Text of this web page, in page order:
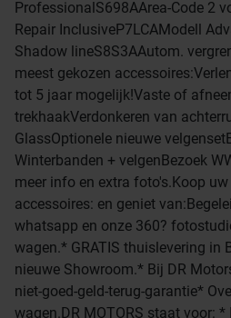
ProfessionalS698AArea-Code 2
Repair InclusiveP7LCAModell
Shadow lineS8S3AAutom.
meest gekozen
tot 5 jaar mogelijk!Vaste of
trekhaakVerdonkeren van
GlassOptionele nieuwe
Winterbanden + velgenBezoek
meer info en extra foto's.Koop uw
accessoires: en geniet
whatsapp en onze 360?
wagen.* GRATIS thuislevering in
nieuwe Showroom.* Bij DR
niet-goed-geld-terug-garantie*
wagen.DR MOTORS staat voor: *